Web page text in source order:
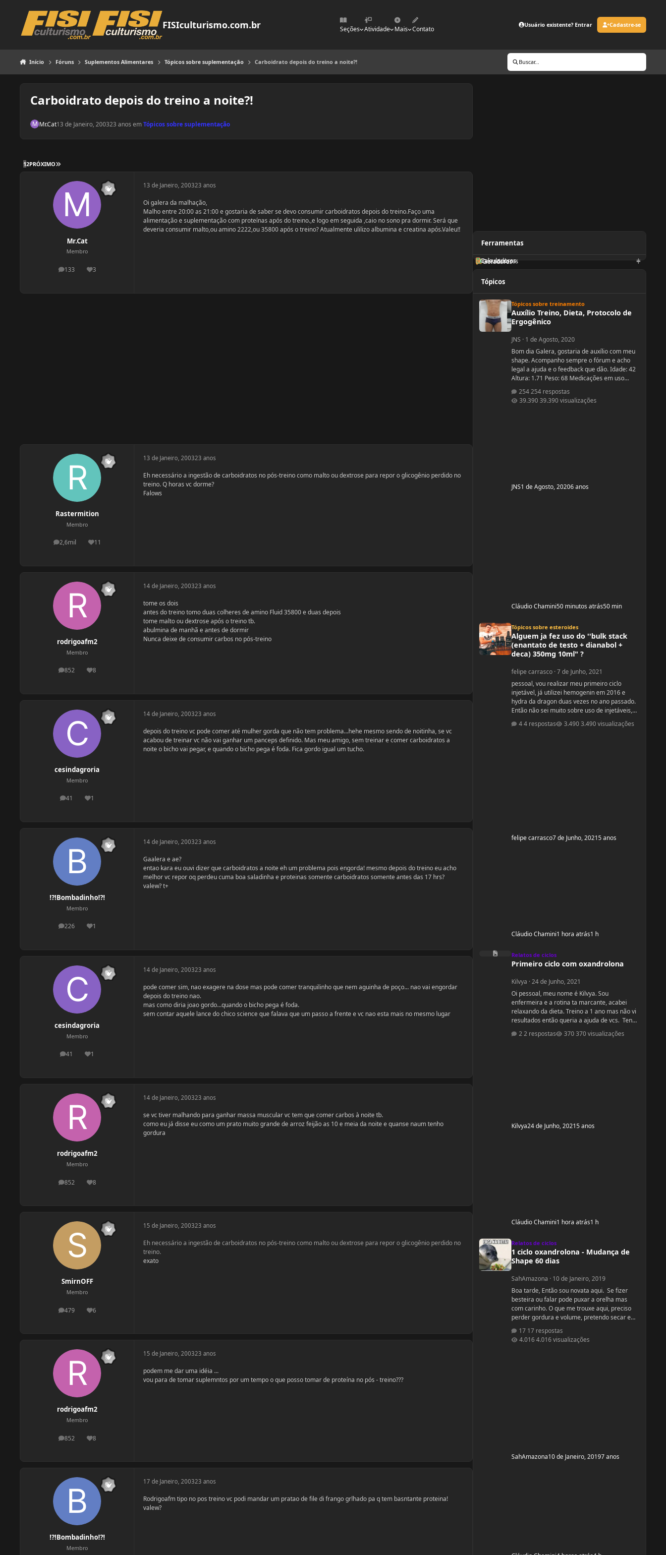
FISIculturismo.com.br Seções Atividade Mais Contato
Usuário existente? Entrar Cadastre-se
Início Fóruns Suplementos Alimentares Tópicos sobre suplementação Carboidrato depois do treino a noite?! Buscar...
Carboidrato depois do treino a noite?!
Mr.Cat13 de Janeiro, 200323 anos emTópicos sobre suplementação
12PRÓXIMO ÚLTIMA PÁGINA
Mr.Cat
Membro
133
postagens3
Reputação
13 de Janeiro, 200323 anos
Oi galera da malhação,
Malho entre 20:00 as 21:00 e gostaria de saber se devo consumir carboidratos depois do treino.Faço uma
alimentação e suplementação com proteínas após do treino.,e logo em seguida ,caio no sono pra dormir. Será que
deveria consumir malto,ou amino 2222,ou 35800 após o treino? Atualmente ulilizo albumina e creatina após.Valeu!!
Rastermition
Membro
2,6mil
postagens11
Reputação
13 de Janeiro, 200323 anos
Eh necessário a ingestão de carboidratos no pós-treino como malto ou dextrose para repor o glicogênio perdido no
treino. Q horas vc dorme?
Falows
rodrigoafm2
Membro
852
postagens8
Reputação
14 de Janeiro, 200323 anos
tome os dois
antes do treino tomo duas colheres de amino Fluid 35800 e duas depois
tome malto ou dextrose após o treino tb.
abulmina de manhã e antes de dormir
Nunca deixe de consumir carbos no pós-treino
cesindagroria
Membro
41
postagens1
Reputação
14 de Janeiro, 200323 anos
depois do treino vc pode comer até mulher gorda que não tem problema...hehe mesmo sendo de noitinha, se vc
acabou de treinar vc não vai ganhar um panceps definido. Mas meu amigo, sem treinar e comer carboidratos a
noite o bicho vai pegar, e quando o bicho pega é foda. Fica gordo igual um tucho.
!?!Bombadinho!?!
Membro
226
postagens1
Reputação
14 de Janeiro, 200323 anos
Gaalera e ae?
entao kara eu ouvi dizer que carboidratos a noite eh um problema pois engorda! mesmo depois do treino eu acho
melhor vc repor oq perdeu cuma boa saladinha e proteinas somente carboidratos somente antes das 17 hrs?
valew? t+
cesindagroria
Membro
41
postagens1
Reputação
14 de Janeiro, 200323 anos
pode comer sim, nao exagere na dose mas pode comer tranquilinho que nem aguinha de poço... nao vai engordar
depois do treino nao.
mas como diria joao gordo...quando o bicho pega é foda.
sem contar aquele lance do chico science que falava que um passo a frente e vc nao esta mais no mesmo lugar
rodrigoafm2
Membro
852
postagens8
Reputação
14 de Janeiro, 200323 anos
se vc tiver malhando para ganhar massa muscular vc tem que comer carbos à noite tb.
como eu já disse eu como um prato muito grande de arroz feijão as 10 e meia da noite e quanse naum tenho
gordura
SmirnOFF
Membro
479
postagens6
Reputação
15 de Janeiro, 200323 anos
Eh necessário a ingestão de carboidratos no pós-treino como malto ou dextrose para repor o glicogênio perdido no
treino.
exato
rodrigoafm2
Membro
852
postagens8
Reputação
15 de Janeiro, 200323 anos
podem me dar uma idéia ...
vou para de tomar suplemntos por um tempo o que posso tomar de proteína no pós - treino???
!?!Bombadinho!?!
Membro
17 de Janeiro, 200323 anos
Rodrigoafm tipo no pos treino vc podi mandar um pratao de file di frango grlhado pa q tem basntante proteina!
valew?
Ferramentas
Geradores
Orientadores
Calculadoras
Tópicos
Tópicos sobre treinamento
Auxílio Treino, Dieta, Protocolo de
Ergogênico
JNS · 1 de Agosto, 2020
Bom dia Galera, gostaria de auxílio com meu
shape. Acompanho sempre o fórum e acho
legal a ajuda e o feedback que dão. Idade: 42
Altura: 1.71 Peso: 68 Medicações em uso
hipertensivo, etc...): nenhuma Problemas de
Saúde e história de cirurgias: nenhuma
254 respostas
39.390 visualizações
JNS1 de Agosto, 20206 anos
Cláudio Chamini50 minutos atrás50 min
Tópicos sobre esteroides
Alguem ja fez uso do ''bulk stack
(enantato de testo + dianabol +
deca) 350mg 10ml" ?
felipe carrasco·7 de Junho, 2021
pessoal, vou realizar meu primeiro ciclo
injetável, já utilizei hemogenin em 2016 e
hydra da dragon duas vezes no ano passado.
Então não sei muito sobre uso de injetáveis,
gostaria de opiniões de vcs e ajudas tbm são
bem vindas estava procurando e achei esse
4 respostas 3.490 visualizações
felipe carrasco7 de Junho, 20215 anos
Cláudio Chamini1 hora atrás1 h
Primeiro ciclo com oxandrolona
Relatos de ciclos
Primeiro ciclo com oxandrolona
Kilvya ·24 de Junho, 2021
Oi pessoal, meu nome é Kilvya. Sou
enfermeira e a rotina ta marcante, acabei
relaxando da dieta. Treino a 1 ano mas não vi
resultados então queria a ajuda de vcs. Tenho
urgente! Vou mudar a dieta e as séries, então
2 respostas 370 visualizações
Kilvya24 de Junho, 20215 anos
Cláudio Chamini1 hora atrás1 h
Relatos de ciclos
1 ciclo oxandrolona - Mudança de
Shape 60 dias
SahAmazona · 10 de Janeiro, 2019
Boa tarde, Então sou novata aqui. Se fizer
besteira ou falar pode puxar a orelha mas
com carinho. O que me trouxe aqui, preciso
perder gordura e volume, pretendo secar e
secar barriguinha, ganha forma nas pernas,
costas e braços, mas nada muito musculoso
17 respostas
4.016 visualizações
SahAmazona10 de Janeiro, 20197 anos